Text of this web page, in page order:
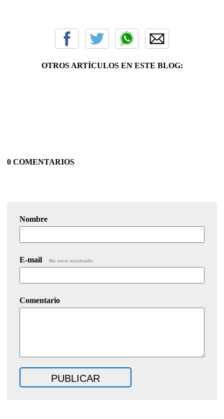
OTROS ARTÍCULOS EN ESTE BLOG:
0 COMENTARIOS
Nombre
E-mail No será mostrado.
Comentario